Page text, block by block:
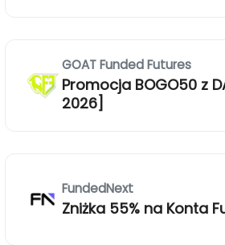
GOAT Funded Futures
Promocja BOGO50 z
2026]
FundedNext
Zniżka 55% na Konta